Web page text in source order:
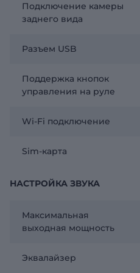
Подключение камеры
заднего вида
Разъем USB
Поддержка кнопок
управления на руле
Wi-Fi подключение
Sim-карта
НАСТРОЙКА ЗВУКА
Максимальная
выходная мощность
Эквалайзер